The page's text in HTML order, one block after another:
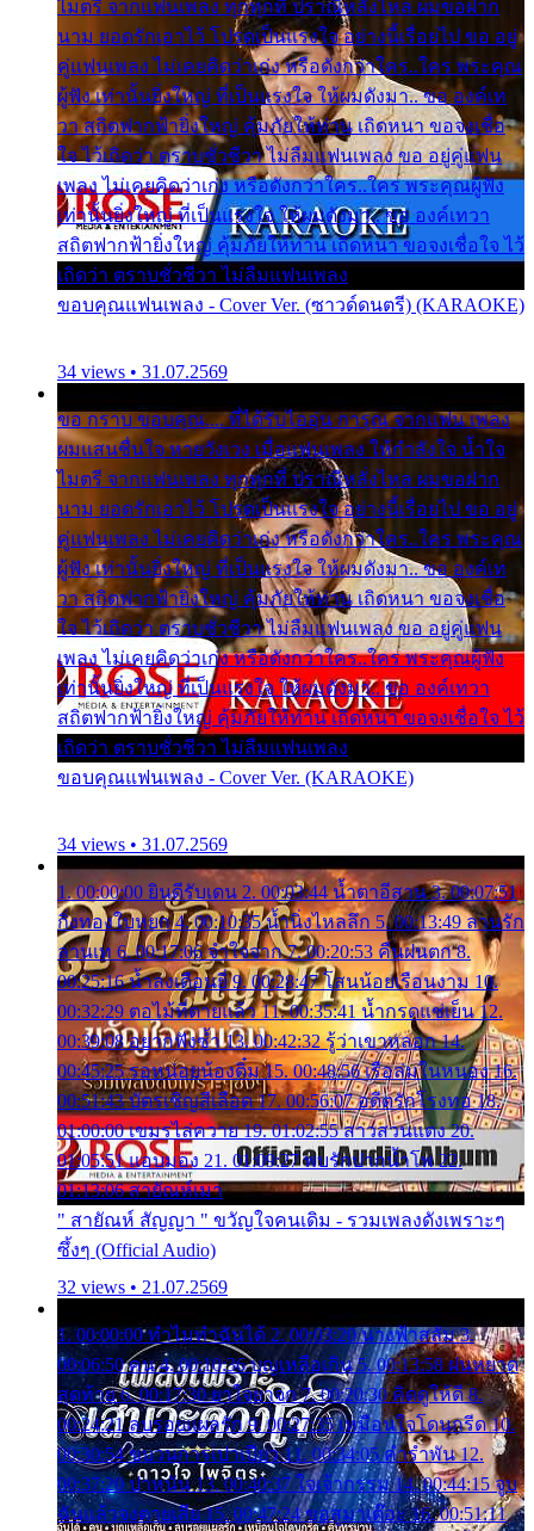
ไมตรี จากแฟนเพลง ทุกทุกที่ ปราณีหลั่งไหล ผมขอฝาก
นาม ยอดรักเอาไว้ โปรดเป็นแรงใจ อย่างนี้เรื่อยไป ขอ อยู่
คู่แฟนเพลง ไม่เคยคิดว่าเก่ง หรือดังกว่าใคร..ใคร พระคุณ
ผู้ฟัง เท่านั้นยิ่งใหญ่ ที่เป็นแรงใจ ให้ผมดังมา.. ขอ องค์เท
วา สถิตฟากฟ้ายิ่งใหญ่ คุ้มภัยให้ท่าน เถิดหนา ขอจงเชื่อ
ใจ ไว้เถิดว่า ตราบชั่วชีวา ไม่ลืมแฟนเพลง ขอ อยู่คู่แฟน
เพลง ไม่เคยคิดว่าเก่ง หรือดังกว่าใคร..ใคร พระคุณผู้ฟัง
เท่านั้นยิ่งใหญ่ ที่เป็นแรงใจ ให้ผมดังมา.. ขอ องค์เทวา
สถิตฟากฟ้ายิ่งใหญ่ คุ้มภัยให้ท่าน เถิดหนา ขอจงเชื่อใจ ไว้
เถิดว่า ตราบชั่วชีวา ไม่ลืมแฟนเพลง
ขอบคุณแฟนเพลง - Cover Ver. (ซาวด์ดนตรี) (KARAOKE)
34 views • 31.07.2569
ขอ กราบ ขอบคุณ.... ที่ได้รับไออุ่น การุณ จากแฟน เพลง
ผมแสนชื่นใจ หายวังเวง เมื่อแฟนเพลง ให้กำลังใจ น้ำใจ
ไมตรี จากแฟนเพลง ทุกทุกที่ ปราณีหลั่งไหล ผมขอฝาก
นาม ยอดรักเอาไว้ โปรดเป็นแรงใจ อย่างนี้เรื่อยไป ขอ อยู่
คู่แฟนเพลง ไม่เคยคิดว่าเก่ง หรือดังกว่าใคร..ใคร พระคุณ
ผู้ฟัง เท่านั้นยิ่งใหญ่ ที่เป็นแรงใจ ให้ผมดังมา.. ขอ องค์เท
วา สถิตฟากฟ้ายิ่งใหญ่ คุ้มภัยให้ท่าน เถิดหนา ขอจงเชื่อ
ใจ ไว้เถิดว่า ตราบชั่วชีวา ไม่ลืมแฟนเพลง ขอ อยู่คู่แฟน
เพลง ไม่เคยคิดว่าเก่ง หรือดังกว่าใคร..ใคร พระคุณผู้ฟัง
เท่านั้นยิ่งใหญ่ ที่เป็นแรงใจ ให้ผมดังมา.. ขอ องค์เทวา
สถิตฟากฟ้ายิ่งใหญ่ คุ้มภัยให้ท่าน เถิดหนา ขอจงเชื่อใจ ไว้
เถิดว่า ตราบชั่วชีวา ไม่ลืมแฟนเพลง
ขอบคุณแฟนเพลง - Cover Ver. (KARAOKE)
34 views • 31.07.2569
1. 00:00:00 ยินดีรับเดน 2. 00:03:44 น้ำตาอีสาน 3. 00:07:51
กิ่งทองใบหยก 4. 00:10:35 น้ำนิ่งไหลลึก 5. 00:13:49 ลานรัก
ลานเท 6. 00:17:06 จำใจจาก 7. 00:20:53 คืนฝนตก 8.
00:25:16 น้ำลงเดือนยี่ 9. 00:28:47 โสนน้อยเรือนงาม 10.
00:32:29 ตอไม้ที่ตายแล้ว 11. 00:35:41 น้ำกรดแช่เย็น 12.
00:39:08 อยากฟังซ้ำ 13. 00:42:32 รู้ว่าเขาหลอก 14.
00:45:25 รอหน่อยน้องติ๋ม 15. 00:48:56 เรือล่มในหนอง 16.
00:51:43 บัตรเชิญสีเลือด 17. 00:56:07 อดีตรักโรงทอ 18.
01:00:00 เขมรไล่ควาย 19. 01:02:55 สาวสวนแตง 20.
01:05:51 แอบมอง 21. 01:09:27 พบรักปากน้ำโพ 22.
01:13:06 สายัณห์เมา
" สายัณห์ สัญญา " ขวัญใจคนเดิม - รวมเพลงดังเพราะๆ
ซึ้งๆ (Official Audio)
32 views • 21.07.2569
1. 00:00:00 ทำไมทำฉันได้ 2. 00:03:20 นางฟ้าสลัม 3.
00:06:50 คน 4. 00:10:36 บุญเหลือเกิน 5. 00:13:58 ฝนหยาด
สุดท้าย 6. 00:17:30 ยาใจยาจก 7. 00:20:30 คิดดูให้ดี 8.
00:24:21 ลบรอยแผลรัก 9. 00:27:35 เหมือนใจโดนกรีด 10.
00:30:54 ขบวนการเปาเปียว 11. 00:34:05 คำรำพัน 12.
00:37:20 ปาหนัน 13. 00:40:37 ใจเจ้ากรรม 14. 00:44:15 จูบ
ฉันแล้วจงตายเสีย 15. 00:47:24 ขอสูมาเต๊อะ 16. 00:51:11